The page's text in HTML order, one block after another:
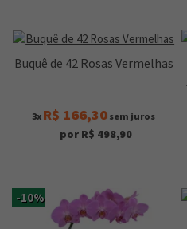
Buquê de 42 Rosas Vermelhas
3x R$ 166,30 sem juros
por R$ 498,90
-10%